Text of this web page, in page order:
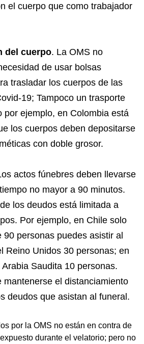
el cuerpo que como trabajador
del cuerpo. La OMS no
de usar bolsas
trasladar los cuerpos de las
19; Tampoco un trasporte
por ejemplo, en Colombia está
los cuerpos deben depositarse
con doble grosor.
actos fúnebres deben llevarse
no mayor a 90 minutos.
los deudos está limitada a
Por ejemplo, en Chile solo
90 personas puedes asistir al
Reino Unidos 30 personas; en
Saudita 10 personas.
mantenerse el distanciamiento
deudos que asistan al funeral.
por la OMS no están en contra de
durante el velatorio; pero no